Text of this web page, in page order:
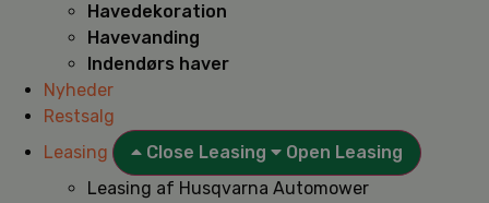
Havedekoration
Havevanding
Indendørs haver
Nyheder
Restsalg
Leasing
Close Leasing
Open Leasing
Leasing af Husqvarna Automower